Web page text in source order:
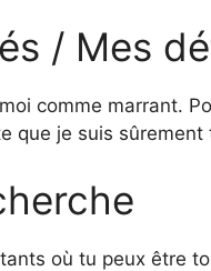
/ Mes
comme marrant.
que je suis sûrement
où tu peux être